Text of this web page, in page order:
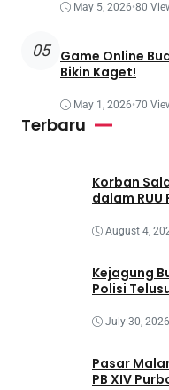
May 5, 2026•80
05
Game Online
Bikin Kaget!
May 1, 2026•70
Terbaru
Korban
dalam
August 4,
Kejagung
Polisi
July 30, 2026
Pasar
PB XIV